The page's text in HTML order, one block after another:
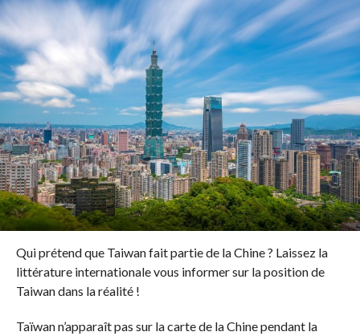
Qui prétend que Taiwan fait partie de la Chine ? Laissez la
littérature internationale vous informer sur la position de
Taiwan dans la réalité !
Taïwan n’apparaît pas sur la carte de la Chine pendant la